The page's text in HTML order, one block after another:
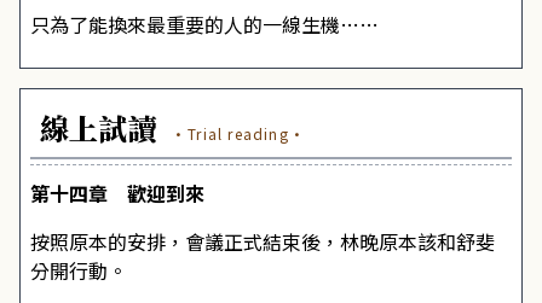
只為了能換來最重要的人的一線生機……
線上試讀 ·Trial reading·
第十四章 歡迎到來
按照原本的安排，會議正式結束後，林晚原本該和舒斐
分開行動。